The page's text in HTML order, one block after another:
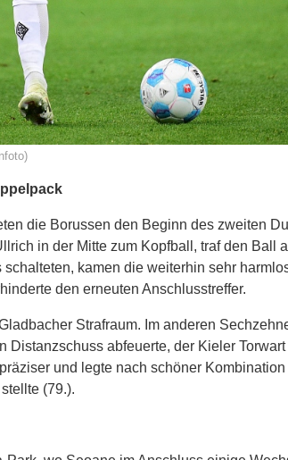
die Borussen den Beginn des zweiten
in der Mitte zum Kopfball, traf den Ball
kamen die weiterhin sehr
den erneuten Anschlusstreffer.
Strafraum. Im anderen
abfeuerte, der Kieler
und legte nach schöner
(79.).